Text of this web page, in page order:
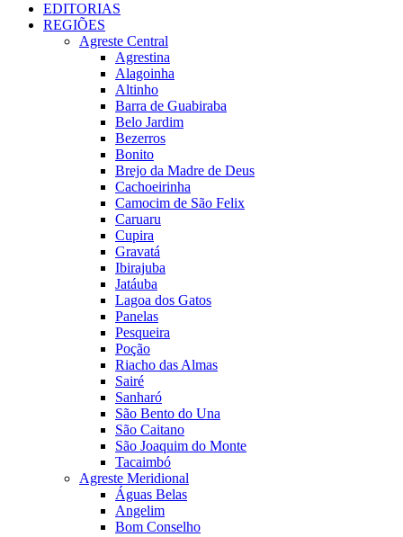
EDITORIAS
REGIÕES
Agreste Central
Agrestina
Alagoinha
Altinho
Barra de Guabiraba
Belo Jardim
Bezerros
Bonito
Brejo da Madre de Deus
Cachoeirinha
Camocim de São Felix
Caruaru
Cupira
Gravatá
Ibirajuba
Jatáuba
Lagoa dos Gatos
Panelas
Pesqueira
Poção
Riacho das Almas
Sairé
Sanharó
São Bento do Una
São Caitano
São Joaquim do Monte
Tacaimbó
Agreste Meridional
Águas Belas
Angelim
Bom Conselho